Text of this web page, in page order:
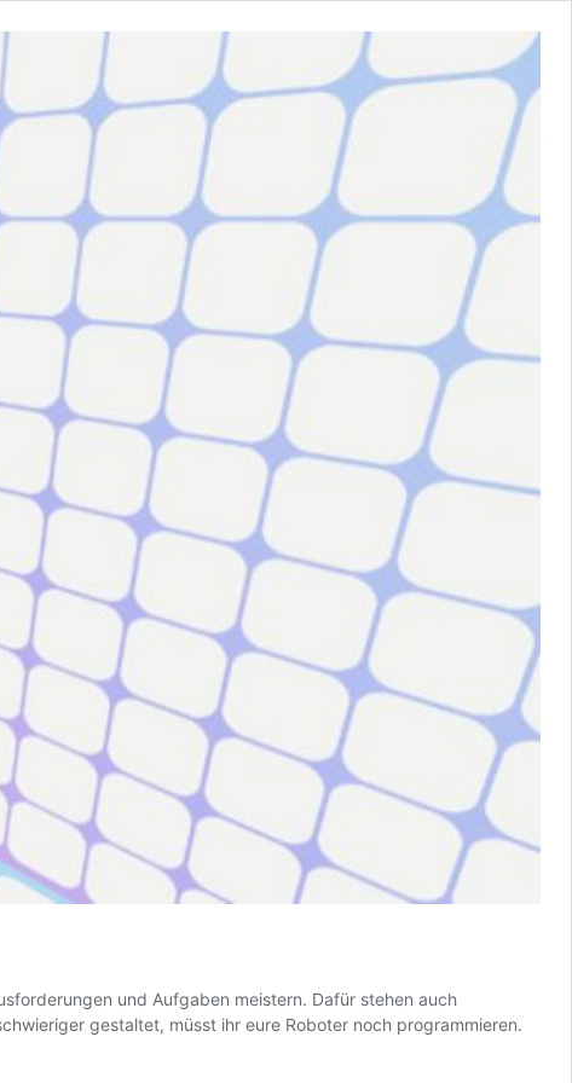
und Aufgaben meistern. Dafür stehen auch
gestaltet, müsst ihr eure Roboter noch programmieren.